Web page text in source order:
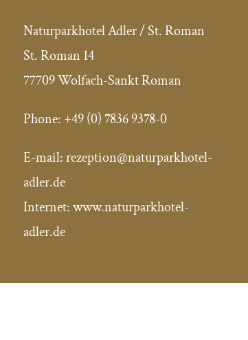
Naturparkhotel Adler / St. Roman
St. Roman 14
77709 Wolfach-Sankt Roman
Phone: +49 (0) 7836 9378-0
E-mail:rezeption@naturparkhotel-
adler.de
Internet: www.naturparkhotel-
adler.de